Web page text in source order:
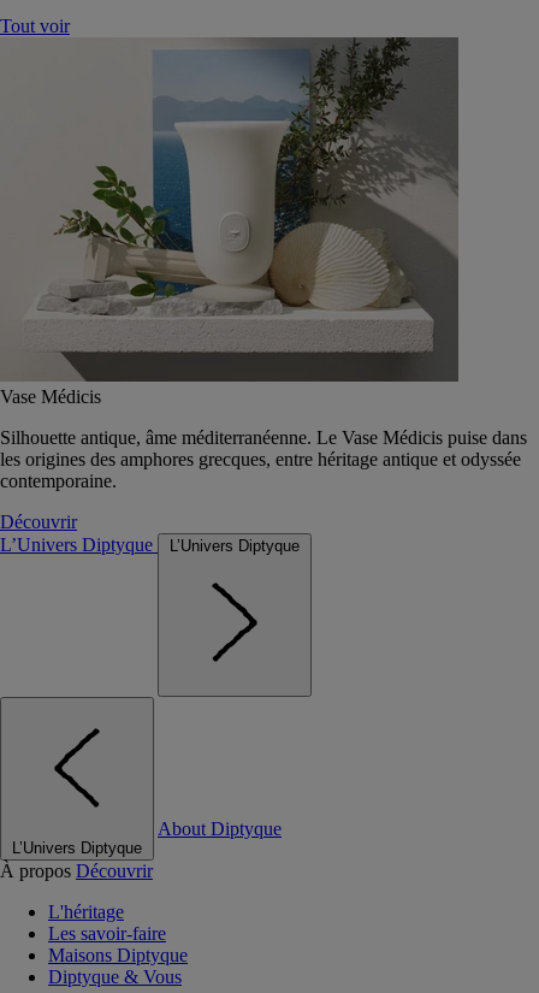
Tout voir
Vase Médicis
Silhouette antique, âme méditerranéenne. Le Vase Médicis puise dans
les origines des amphores grecques, entre héritage antique et odyssée
contemporaine.
Découvrir
L’Univers Diptyque
L’Univers Diptyque
L’Univers Diptyque
About Diptyque
À propos Découvrir
L'héritage
Les savoir-faire
Maisons Diptyque
Diptyque & Vous